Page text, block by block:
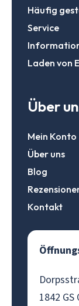
Häufig
Service
Laden von
Über
Mein Konto
Über uns
Blog
Kontakt
1842